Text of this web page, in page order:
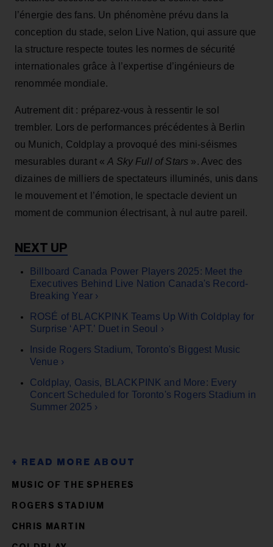
l’énergie des fans. Un phénomène prévu dans la
conception du stade, selon Live Nation, qui assure que
la structure respecte toutes les normes de sécurité
internationales grâce à l’expertise d’ingénieurs de
renommée mondiale.
Autrement dit : préparez-vous à ressentir le sol
trembler. Lors de performances précédentes à Berlin
ou Munich, Coldplay a provoqué des mini-séismes
mesurables durant «A Sky Full of Stars ». Avec des
dizaines de milliers de spectateurs illuminés, unis dans
le mouvement et l’émotion, le spectacle devient un
moment de communion électrisant, à nul autre pareil.
Billboard Canada Power Players 2025: Meet the
Executives Behind Live Nation Canada's Record-
Breaking Year ›
ROSÉ of BLACKPINK Teams Up With Coldplay for
Surprise ‘APT.’ Duet in Seoul ›
Inside Rogers Stadium, Toronto's Biggest Music
Venue ›
Coldplay, Oasis, BLACKPINK and More: Every
Concert Scheduled for Toronto's Rogers Stadium in
Summer 2025 ›
MUSIC OF THE SPHERES
ROGERS STADIUM
CHRIS MARTIN